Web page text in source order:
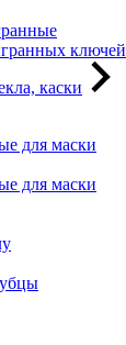
ключей
каски
для маски
для маски